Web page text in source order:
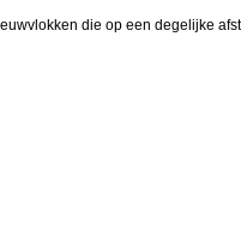
die op een degelijke